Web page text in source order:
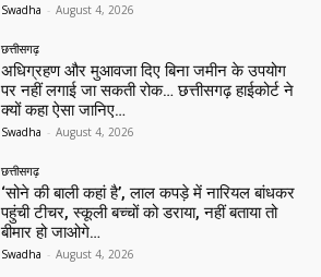
Swadha - August 4, 2026
छत्तीसगढ़
अधिग्रहण और मुआवजा दिए बिना जमीन के उपयोग
पर नहीं लगाई जा सकती रोक… छत्तीसगढ़ हाईकोर्ट ने
क्यों कहा ऐसा जानिए…
Swadha - August 4, 2026
छत्तीसगढ़
‘सोने की बाली कहां है’, लाल कपड़े में नारियल बांधकर
पहुंची टीचर, स्कूली बच्चों को डराया, नहीं बताया तो
बीमार हो जाओगे…
Swadha - August 4, 2026